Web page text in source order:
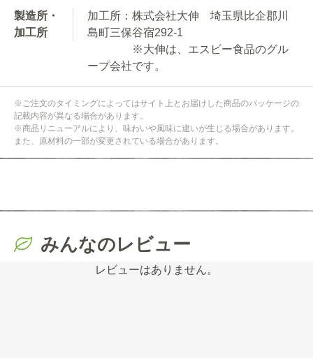
製造所・
加工所
加工所：株式会社大伸 埼玉県比企郡川
島町三保谷宿292-1
※大伸は、エスビー食品のグル
ープ会社です。
※ご注文のタイミングによってはサイト上とお届けした商品のパッケージの
記載内容が異なる場合があります。
※商品リニューアルにより、味わいや風味に違いが生じる場合があります。
また、原材料の一部が変更されている場合があります。
みんなのレビュー
レビューはありません。